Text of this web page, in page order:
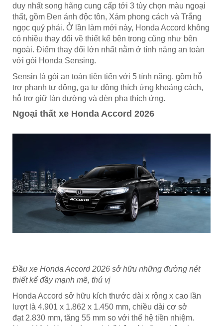
duy nhất song hãng cung cấp tới 3 tùy chọn màu ngoại
thất, gồm Đen ánh độc tôn, Xám phong cách và Trắng
ngọc quý phái. Ở lần làm mới này, Honda Accord không
có nhiều thay đổi về thiết kế bên trong cũng như bên
ngoài. Điểm thay đổi lớn nhất nằm ở tính năng an toàn
với gói Honda Sensing.
Sensin là gói an toàn tiên tiến với 5 tính năng, gồm hỗ
trợ phanh tự động, ga tự động thích ứng khoảng cách,
hỗ trợ giữ làn đường và đèn pha thích ứng.
Ngoại thất xe Honda Accord 2026
Đầu xe Honda Accord 2026 sở hữu những đường nét
thiết kế đầy mạnh mẽ, thú vị
Honda Accord sở hữu kích thước dài x rộng x cao lần
lượt là 4.901 x 1.862 x 1.450 mm, chiều dài cơ sở
đạt 2.830 mm, tăng 55 mm so với thế hệ tiền nhiệm.